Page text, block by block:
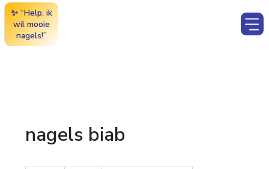
✨ “Help, ik
wil mooie
nagels!”
nagels biab